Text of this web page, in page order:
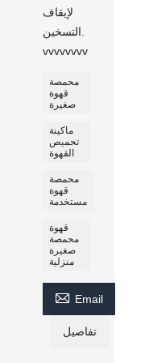
لإيقاف
التسخين.
vvvvvvvv
محمصة
قهوة
صغيرة
ماكينة
تحميص
القهوة
محمصة
قهوة
مستخدمة
قهوة
محمصة
صغيرة
منزلية
 Email
تفاصيل